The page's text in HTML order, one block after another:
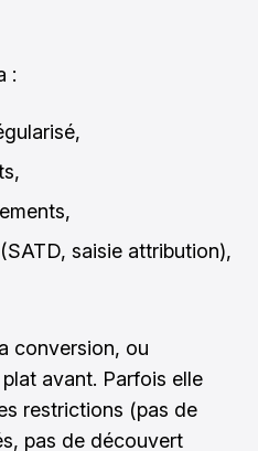
:
saisie attribution),
conversion, ou
avant. Parfois elle
restrictions (pas de
pas de découvert